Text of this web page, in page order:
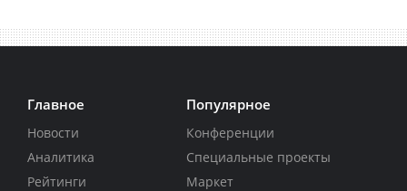
Главное
Новости
Аналитика
Рейтинги
Популярное
Конференции
Специальные проекты
Маркет